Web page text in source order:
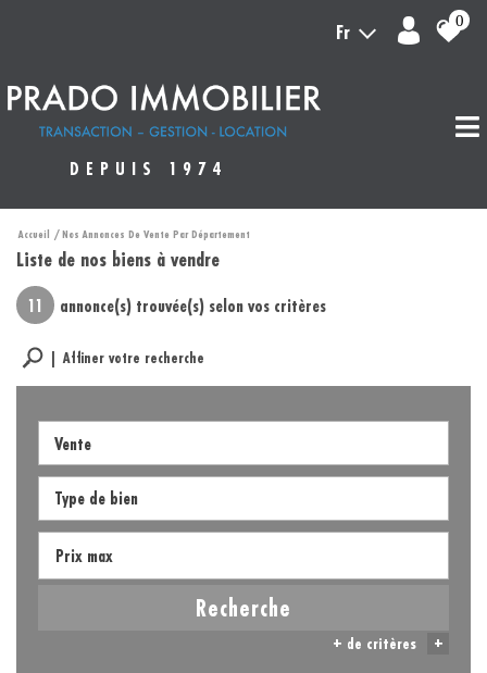
Fr 0
DEPUIS 1974
Accueil Nos Annonces De Vente Par Département
Liste de nos biens à vendre
11 annonce(s) trouvée(s) selon vos critères
Affiner votre recherche
Vente
Recherche
+ de critères +